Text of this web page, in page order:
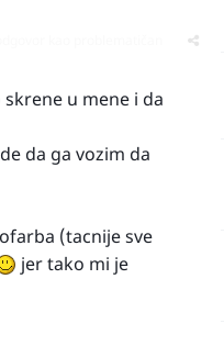
u mene i da
da ga vozim da
(tacnije sve
jer tako mi je